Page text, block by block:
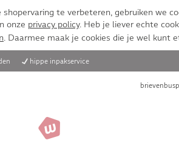
te verbeteren, gebruiken we
onze privacy policy. Heb je liever echte
. Daarmee maak je cookies die je wel kunt
hippe inpakservice